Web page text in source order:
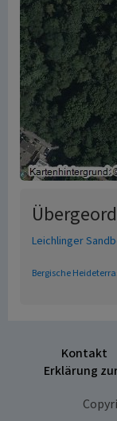
Leichlinger
Bergische
Kontakt
Erklärung